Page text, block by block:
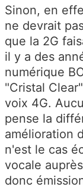
Sinon, en
ne devrait
que la 2G
il y a des
numérique
"Cristal
voix 4G.
pense la
amélioration
n'est le cas
vocale
donc